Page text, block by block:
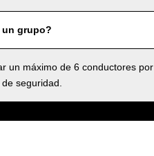
un grupo?
un máximo de 6 conductores
seguridad.